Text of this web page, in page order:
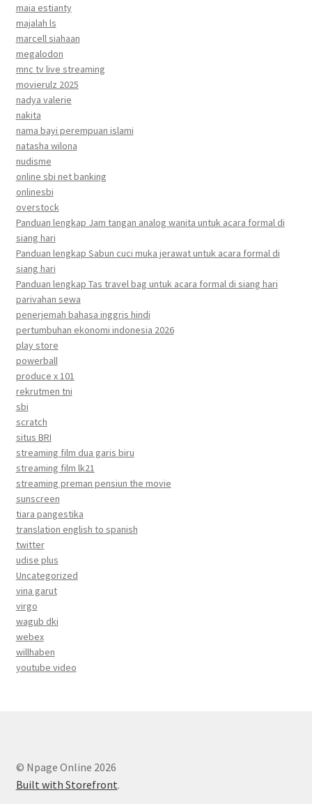
maia estianty
majalah ls
marcell siahaan
megalodon
mnc tv live streaming
movierulz 2025
nadya valerie
nakita
nama bayi perempuan islami
natasha wilona
nudisme
online sbi net banking
onlinesbi
overstock
Panduan lengkap Jam tangan analog wanita untuk acara formal di
siang hari
Panduan lengkap Sabun cuci muka jerawat untuk acara formal di
siang hari
Panduan lengkap Tas travel bag untuk acara formal di siang hari
parivahan sewa
penerjemah bahasa inggris hindi
pertumbuhan ekonomi indonesia 2026
play store
powerball
produce x 101
rekrutmen tni
sbi
scratch
situs BRI
streaming film dua garis biru
streaming film lk21
streaming preman pensiun the movie
sunscreen
tiara pangestika
translation english to spanish
twitter
udise plus
Uncategorized
vina garut
virgo
wagub dki
webex
willhaben
youtube video
© Npage Online 2026
Built with Storefront.